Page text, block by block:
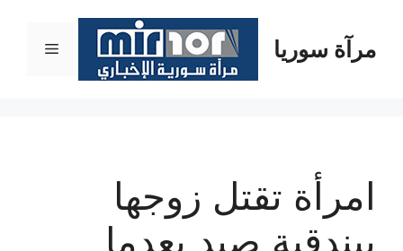
المحتوىمرآة سوريا القائمة
امرأة تقتل زوجها
ببندقية صيد بعدما